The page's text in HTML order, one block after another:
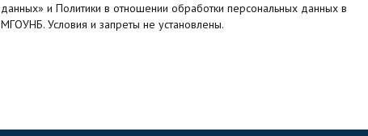
данных» и Политики в отношении обработки персональных данных в
МГОУНБ. Условия и запреты не установлены.